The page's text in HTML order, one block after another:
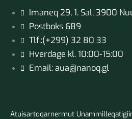
Imaneq 29, 1. Sal, 3900
Postboks 689
Tlf.:(+299) 32 80 33
Hverdage kl. 10:00-15:00
Email: aua@nanoq.gl
Atuisartoqarnermut